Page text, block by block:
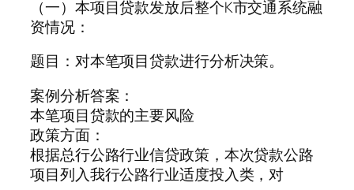
（一）本项目贷款发放后整个K市交通系统融
资情况：
题目：对本笔项目贷款进行分析决策。
案例分析答案：
本笔项目贷款的主要风险
政策方面：
根据总行公路行业信贷政策，本次贷款公路
项目列入我行公路行业适度投入类，对